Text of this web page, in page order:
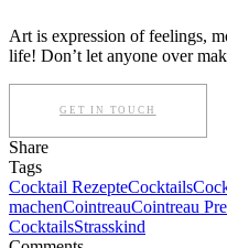
Art is expression of feelings,
life! Don’t let anyone over
GET IN TOUCH
Share
Tags
Cocktail RezepteCocktails
machenCointreauCointreau
CocktailsStrasskind